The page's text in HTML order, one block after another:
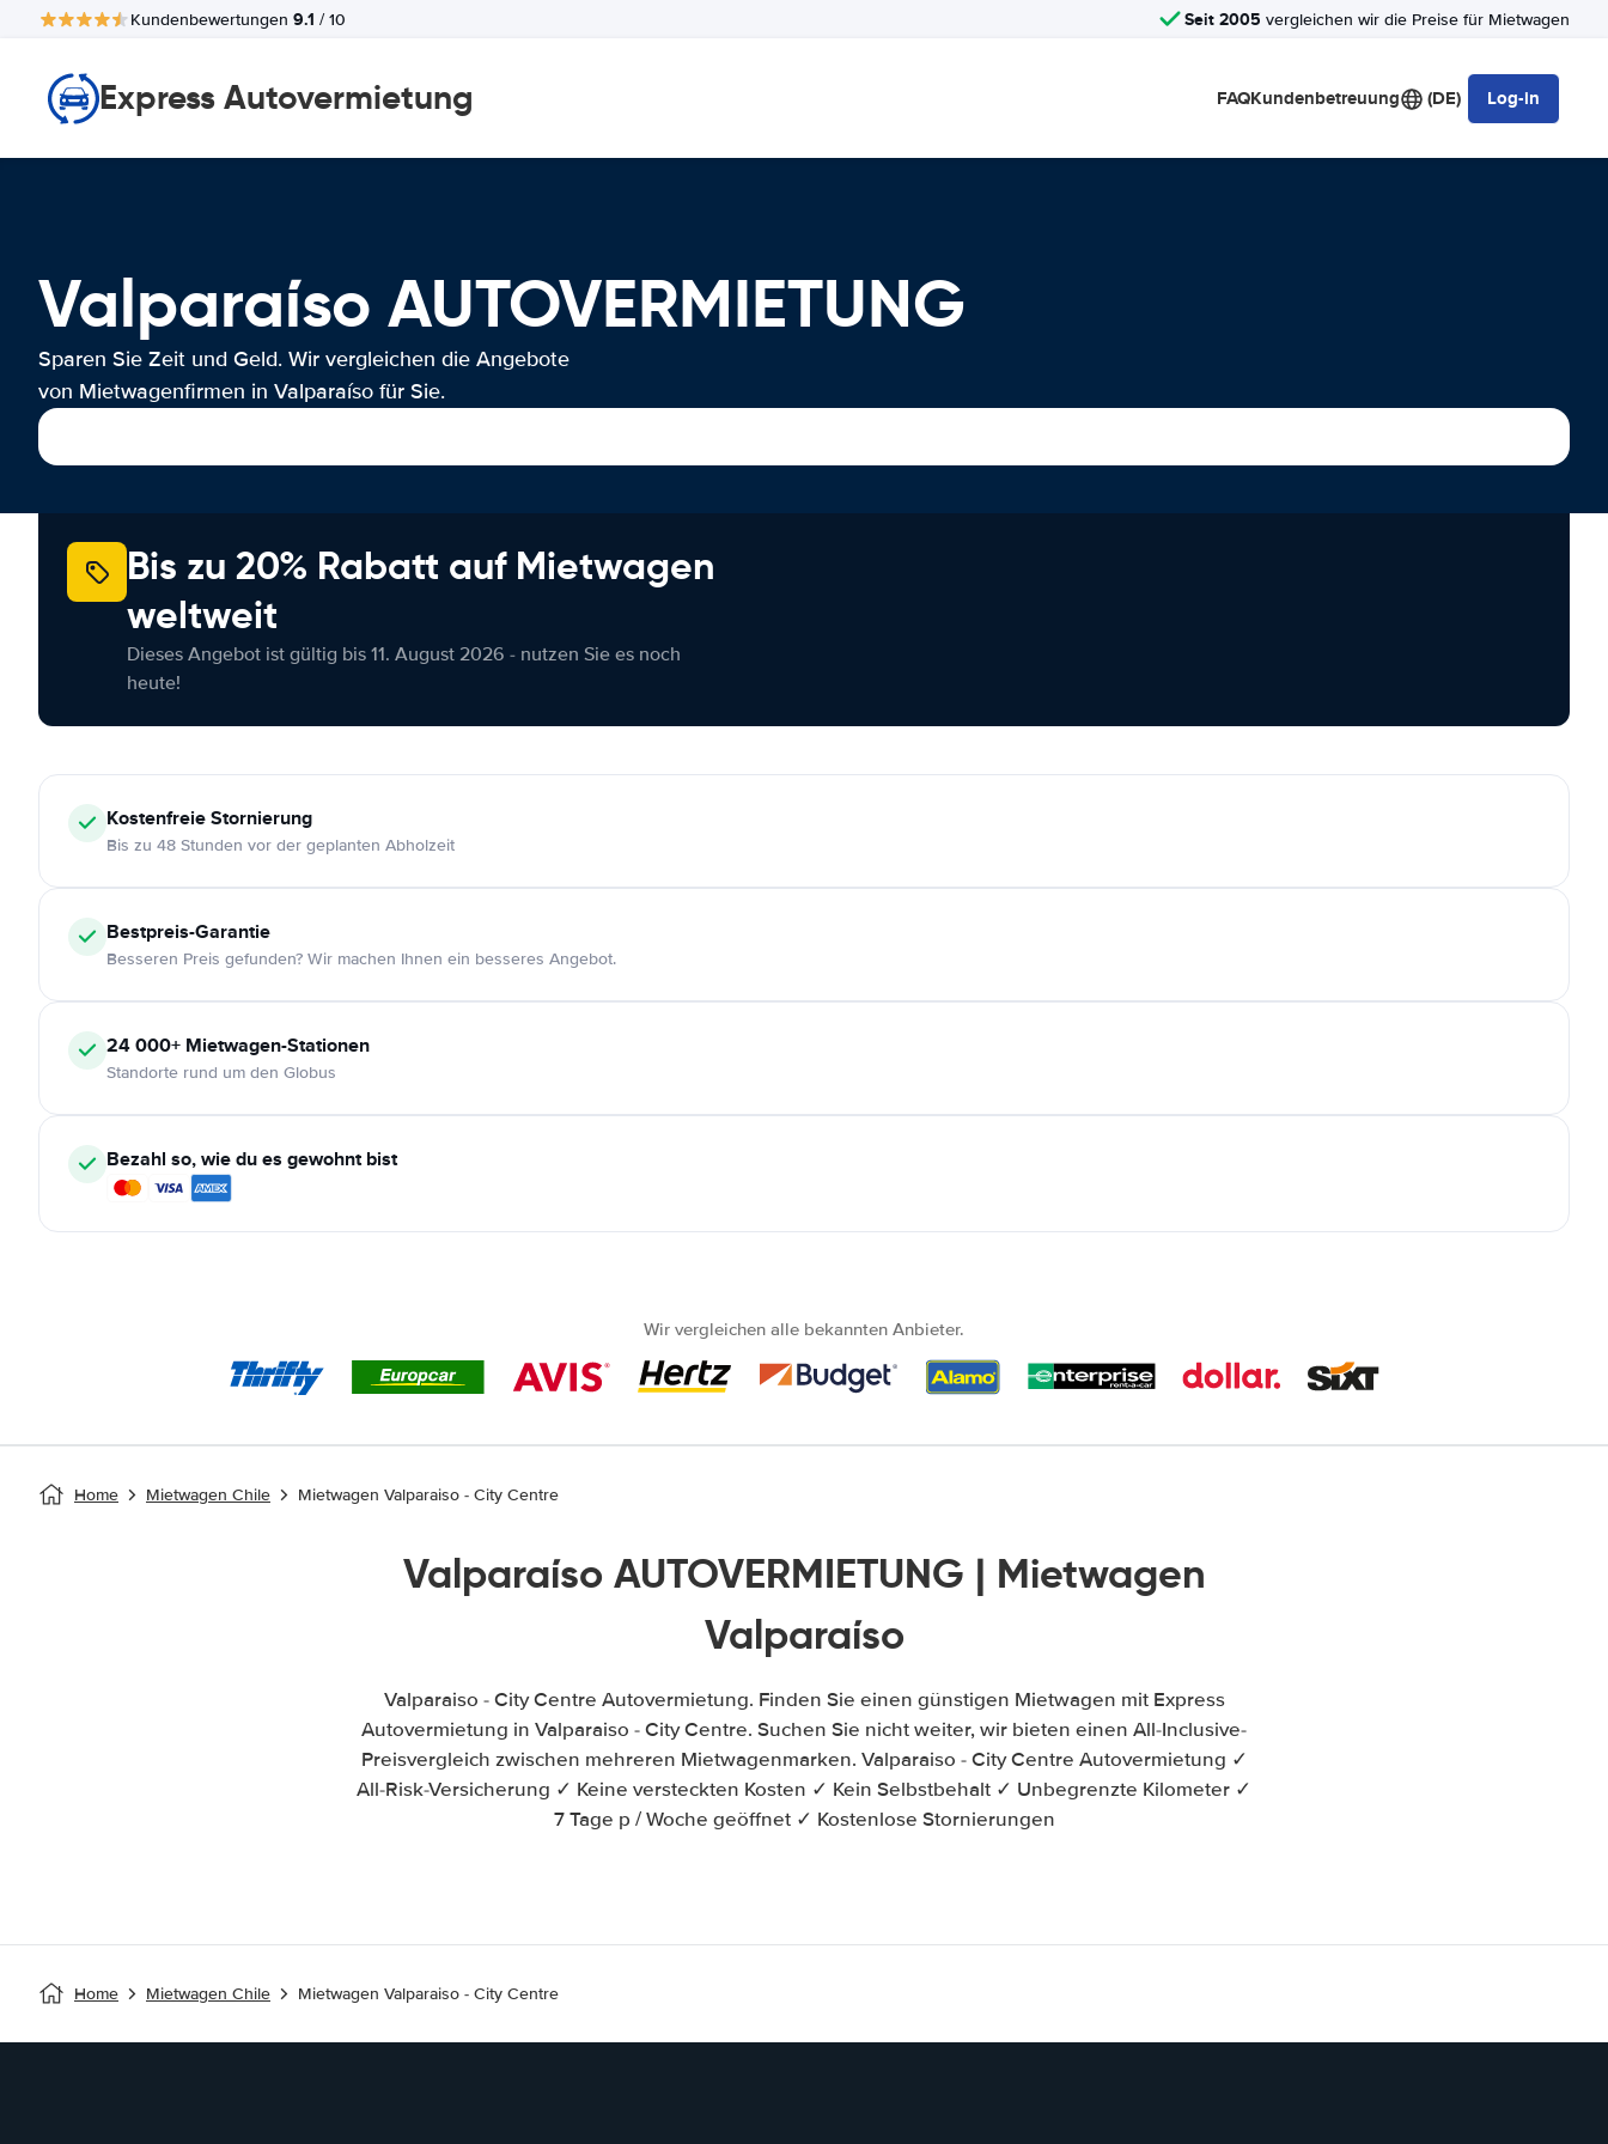
Kundenbewertungen 9.1 / 10 Seit 2005 vergleichen wir die Preise für Mietwagen
Express Autovermietung FAQKundenbetreuung (DE) Log-in
Valparaíso AUTOVERMIETUNG
Sparen Sie Zeit und Geld. Wir vergleichen die Angebote
von Mietwagenfirmen in Valparaíso für Sie.
Bis zu 20% Rabatt auf Mietwagen
weltweit
Dieses Angebot ist gültig bis 11. August 2026 - nutzen Sie es noch
heute!
KostenfreieStornierung
Bis zu 48 Stunden vor der geplanten Abholzeit
Bestpreis-Garantie
Besseren Preis gefunden? Wir machen Ihnen ein besseres Angebot.
24 000+ Mietwagen-Stationen
Standorte rund um den Globus
Bezahl so, wie du es gewohnt bist
Wir vergleichen alle bekannten Anbieter.
Home Mietwagen Chile Mietwagen Valparaiso - City Centre
Valparaíso AUTOVERMIETUNG | Mietwagen
Valparaíso
Valparaiso - City Centre Autovermietung. Finden Sie einen günstigen Mietwagen mit Express
Autovermietung in Valparaiso - City Centre. Suchen Sie nicht weiter, wir bieten einen All-Inclusive-
Preisvergleich zwischen mehreren Mietwagenmarken. Valparaiso - City Centre Autovermietung ✓
All-Risk-Versicherung ✓ Keine versteckten Kosten ✓ Kein Selbstbehalt ✓ Unbegrenzte Kilometer ✓
7 Tage p / Woche geöffnet ✓ Kostenlose Stornierungen
Home Mietwagen Chile Mietwagen Valparaiso - City Centre